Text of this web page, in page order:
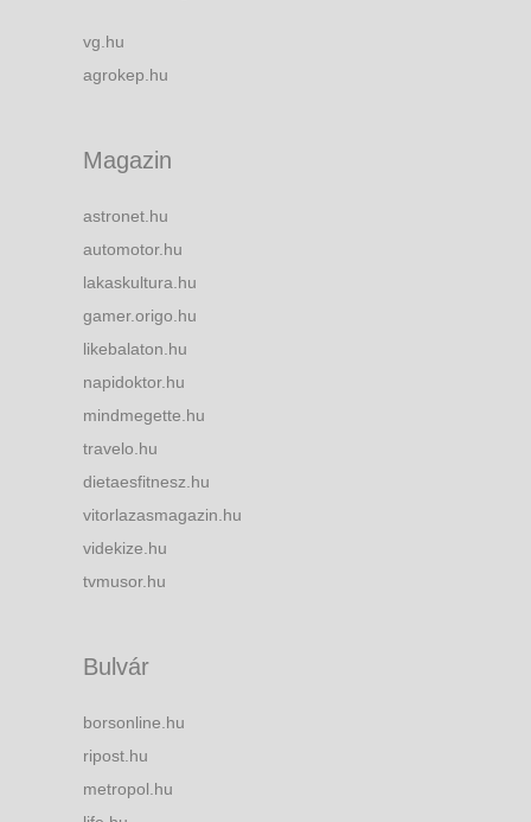
vg.hu
agrokep.hu
Magazin
astronet.hu
automotor.hu
lakaskultura.hu
gamer.origo.hu
likebalaton.hu
napidoktor.hu
mindmegette.hu
travelo.hu
dietaesfitnesz.hu
vitorlazasmagazin.hu
videkize.hu
tvmusor.hu
Bulvár
borsonline.hu
ripost.hu
metropol.hu